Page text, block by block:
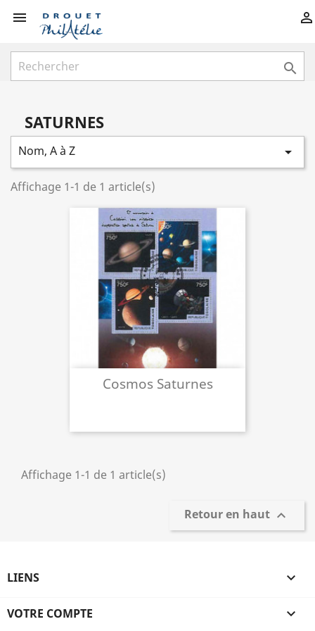
 

SATURNES
Nom, A à Z 
Affichage 1-1 de 1 article(s)
Cosmos Saturnes
Affichage 1-1 de 1 article(s)
Retour en haut 
LIENS 
VOTRE COMPTE 